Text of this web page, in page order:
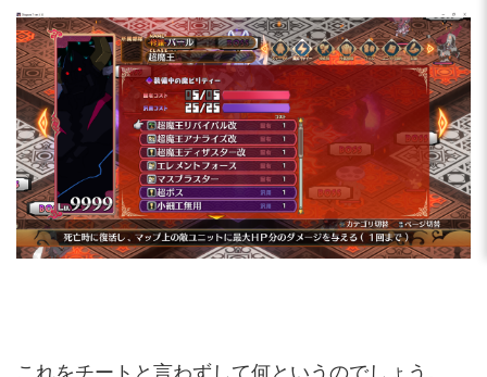
これをチートと言わずして何というのでしょう。